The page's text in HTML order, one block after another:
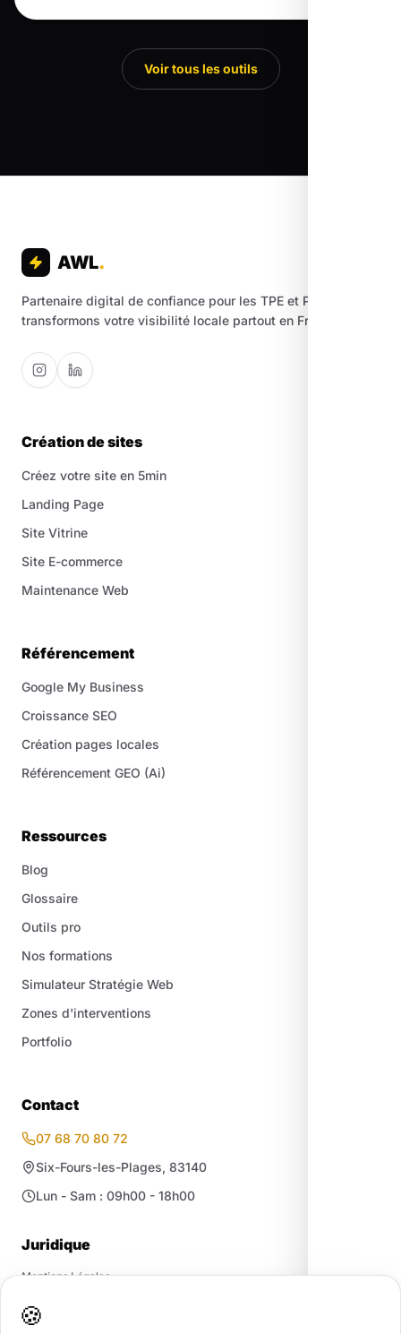
Voir tous les outils
AWL.
Partenaire digital de confiance pour les TPE et PME. Nous
transformons votre visibilité locale partout en France.
Création de sites
Créez votre site en 5min
Landing Page
Site Vitrine
Site E-commerce
Maintenance Web
Référencement
Google My Business
Croissance SEO
Création pages locales
Référencement GEO (Ai)
Ressources
Blog
Glossaire
Outils pro
Nos formations
Simulateur Stratégie Web
Zones d'interventions
Portfolio
Contact
07 68 70 80 72
Six-Fours-les-Plages, 83140
Lun - Sam : 09h00 - 18h00
Juridique
Mentions Légales
CGV
🍪